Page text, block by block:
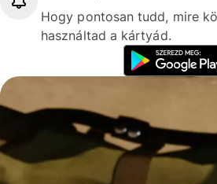
Hogy pontosan tudd, mire
használtad a kártyád.